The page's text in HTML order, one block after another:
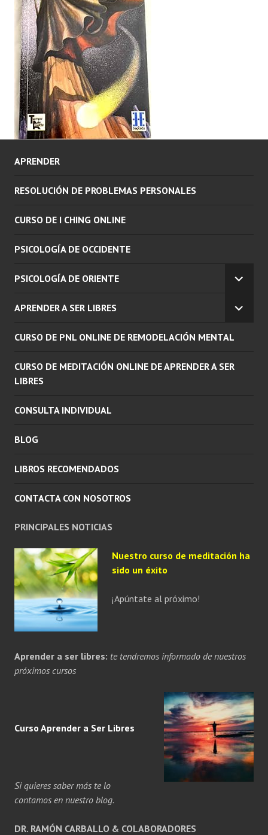
APRENDER
RESOLUCIÓN DE PROBLEMAS PERSONALES
CURSO DE I CHING ONLINE
PSICOLOGÍA DE OCCIDENTE
PSICOLOGÍA DE ORIENTE
MENÚ
APRENDER A SER LIBRES
CURSO DE PNL ONLINE DE REMODELACIÓN MENTAL
CURSO DE MEDITACIÓN ONLINE DE APRENDER A SER
LIBRES
CONSULTA INDIVIDUAL
BLOG
LIBROS RECOMENDADOS
CONTACTA CON NOSOTROS
PRINCIPALES NOTICIAS
Nuestro curso de meditación ha
sido un éxito
¡Apúntate al próximo!
Aprender a ser libres: te tendremos informado de nuestros
próximos cursos
Curso Aprender a Ser Libres
Si quieres saber más te lo
contamos en nuestro blog.
DR. RAMÓN CARBALLO & COLABORADORES